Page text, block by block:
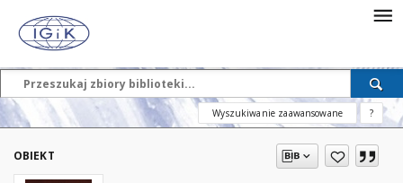
Wyszukiwanie zaawansowane ?
OBIEKT